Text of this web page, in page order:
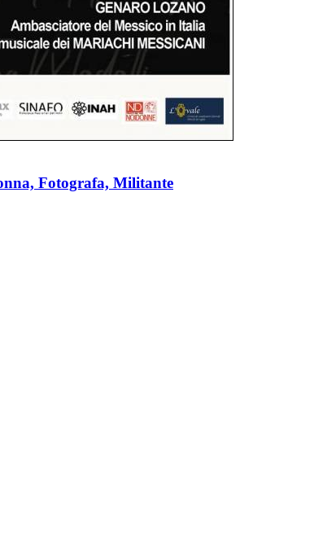
Fotografa, Militante